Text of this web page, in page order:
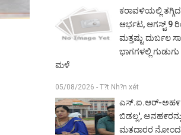
ಕರಾವಳಿಯಲ್ಲಿ
ಆರ್ಭಟ, ಆಗಸ್ಟ್ 9
ಮತ್ತಷ್ಟು ದುರ್ಬಲ
ಭಾಗಗಳಲ್ಲಿ
ಮಳೆ
05/08/2026 - T?t Nh?n xét
ಎಸ್.ಐ.ಆರ್-ಅಹ೯
ಬಿಡಲ್ಲ', ಅನಹ೯ರನ್ನು
ಮತದಾರರ